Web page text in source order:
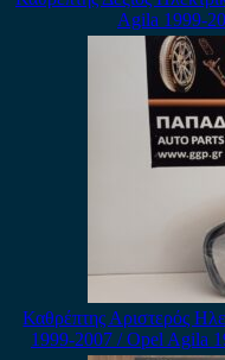
Agila 1999-
Καθρέπτης Αριστερός
1999-2007 / Opel Agila